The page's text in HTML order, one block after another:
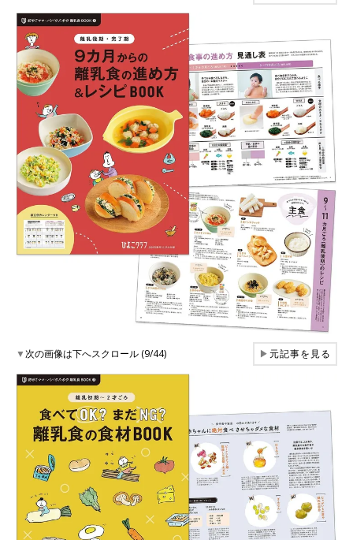
▼次の画像は下へスクロール (9/44) ▶元記事を見る